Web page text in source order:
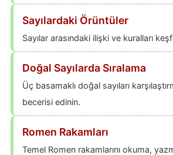
Sayılardaki Örüntüler
Sayılar arasındaki ilişki ve kuralları
Doğal Sayılarda Sıralama
Üç basamaklı doğal sayıları
becerisi edinin.
Romen Rakamları
Temel Romen rakamlarını okuma,